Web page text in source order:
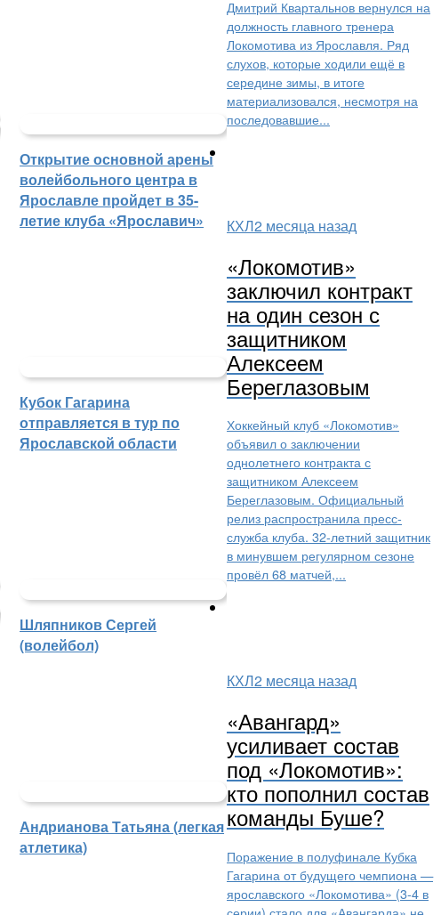
Открытие основной арены
волейбольного центра в
Ярославле пройдет в 35-
летие клуба «Ярославич»
Кубок Гагарина
отправляется в тур по
Ярославской области
Шляпников Сергей
(волейбол)
Андрианова Татьяна (легкая
атлетика)
Дмитрий Квартальнов вернулся на
должность главного тренера
Локомотива из Ярославля. Ряд
слухов, которые ходили ещё в
середине зимы, в итоге
материализовался, несмотря на
последовавшие...
КХЛ2 месяца назад
«Локомотив»
заключил контракт
на один сезон с
защитником
Алексеем
Береглазовым
Хоккейный клуб «Локомотив»
объявил о заключении
однолетнего контракта с
защитником Алексеем
Береглазовым. Официальный
релиз распространила пресс-
служба клуба. 32-летний защитник
в минувшем регулярном сезоне
провёл 68 матчей,...
КХЛ2 месяца назад
«Авангард»
усиливает состав
под «Локомотив»:
кто пополнил состав
команды Буше?
Поражение в полуфинале Кубка
Гагарина от будущего чемпиона —
ярославского «Локомотива» (3‑4 в